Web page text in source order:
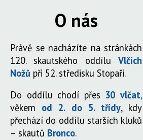
O nás
Právě se nacházíte na stránkách
120. skautského oddílu Vlčích
Nožů při 52. středisku Stopaři.
Do oddílu chodí přes 30 vlčat,
věkem od 2. do 5. třídy, kdy
přechází do oddílu starších kluků
– skautů Bronco.